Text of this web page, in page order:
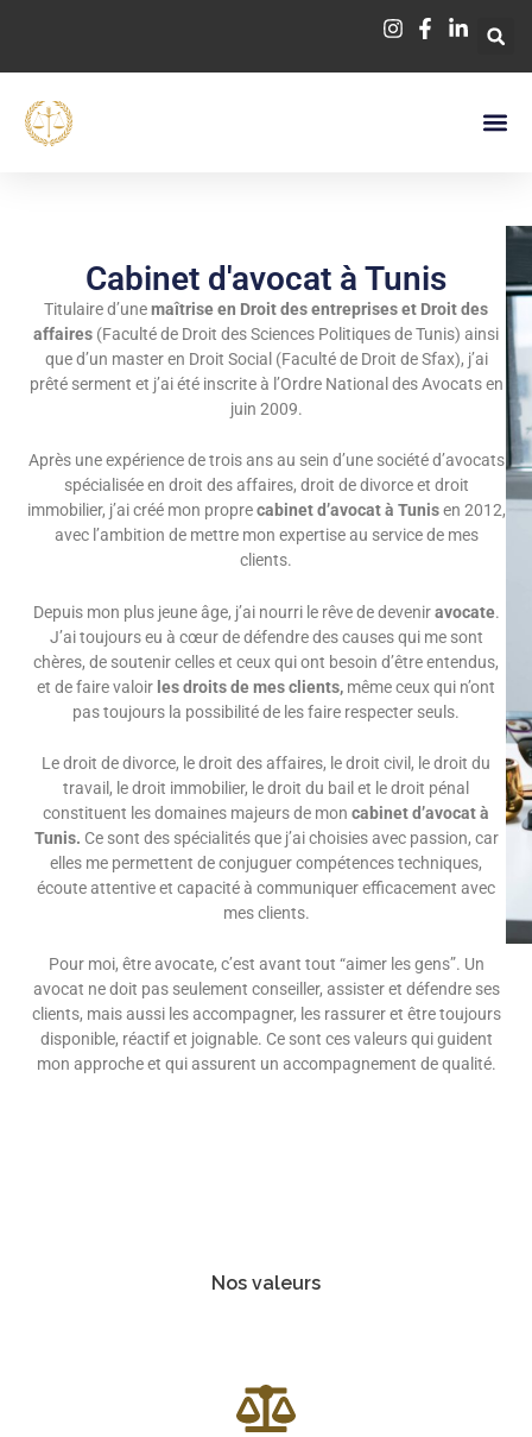
contenu
Cabinet d'avocat à Tunis
Titulaire d’unemaîtrise en Droit des entreprises et Droit des
affaires (Faculté de Droit des Sciences Politiques de Tunis) ainsi
que d’un master en Droit Social (Faculté de Droit de Sfax), j’ai
prêté serment et j’ai été inscrite à l’Ordre National des Avocats en
juin 2009.
Après une expérience de trois ans au sein d’une société d’avocats
spécialisée en droit des affaires, droit de divorce et droit
immobilier, j’ai créé mon proprecabinet d’avocat à Tunisen 2012,
avec l’ambition de mettre mon expertise au service de mes
clients.
Depuis mon plus jeune âge, j’ai nourri le rêve de deveniravocate.
J’ai toujours eu à cœur de défendre des causes qui me sont
chères, de soutenir celles et ceux qui ont besoin d’être entendus,
et de faire valoir les droits de mes clients, même ceux qui n’ont
pas toujours la possibilité de les faire respecter seuls.
Le droit de divorce, le droit des affaires, le droit civil, le droit du
travail, le droit immobilier, le droit du bail et le droit pénal
constituent les domaines majeurs de mon cabinet d’avocat à
Tunis. Ce sont des spécialités que j’ai choisies avec passion, car
elles me permettent de conjuguer compétences techniques,
écoute attentive et capacité à communiquer efficacement avec
mes clients.
Pour moi, être avocate, c’est avant tout “aimer les gens”. Un
avocat ne doit pas seulement conseiller, assister et défendre ses
clients, mais aussi les accompagner, les rassurer et être toujours
disponible, réactif et joignable. Ce sont ces valeurs qui guident
mon approche et qui assurent un accompagnement de qualité.
Nos valeurs